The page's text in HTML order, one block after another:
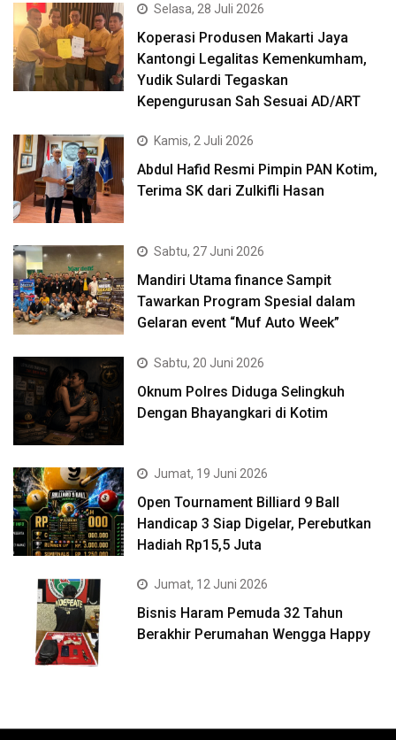
Selasa, 28 Juli 2026
Koperasi Produsen Makarti Jaya
Kantongi Legalitas Kemenkumham,
Yudik Sulardi Tegaskan
Kepengurusan Sah Sesuai AD/ART
Kamis, 2 Juli 2026
Abdul Hafid Resmi Pimpin PAN Kotim,
Terima SK dari Zulkifli Hasan
Sabtu, 27 Juni 2026
Mandiri Utama finance Sampit
Tawarkan Program Spesial dalam
Gelaran event “Muf Auto Week”
Sabtu, 20 Juni 2026
Oknum Polres Diduga Selingkuh
Dengan Bhayangkari di Kotim
Jumat, 19 Juni 2026
Open Tournament Billiard 9 Ball
Handicap 3 Siap Digelar, Perebutkan
Hadiah Rp15,5 Juta
Jumat, 12 Juni 2026
Bisnis Haram Pemuda 32 Tahun
Berakhir Perumahan Wengga Happy